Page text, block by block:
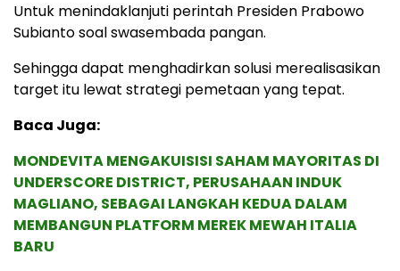
Untuk menindaklanjuti perintah Presiden Prabowo
Subianto soal swasembada pangan.
Sehingga dapat menghadirkan solusi merealisasikan
target itu lewat strategi pemetaan yang tepat.
Baca Juga:
MONDEVITA MENGAKUISISI SAHAM MAYORITAS DI
UNDERSCORE DISTRICT, PERUSAHAAN INDUK
MAGLIANO, SEBAGAI LANGKAH KEDUA DALAM
MEMBANGUN PLATFORM MEREK MEWAH ITALIA
BARU